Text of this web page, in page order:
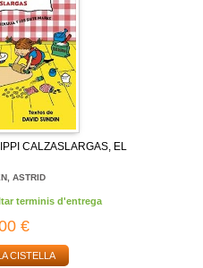
CALZASLARGAS, EL
ASTRID
terminis d'entrega
€
CISTELLA